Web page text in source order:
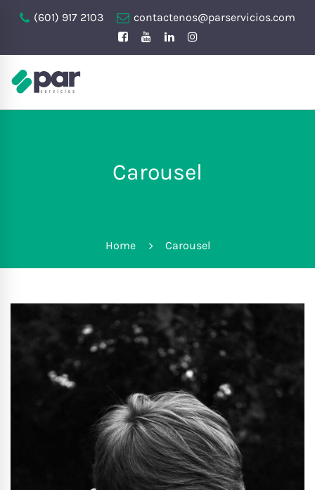
(601) 917 2103 contactenos@parservicios.com
Carousel
Home Carousel